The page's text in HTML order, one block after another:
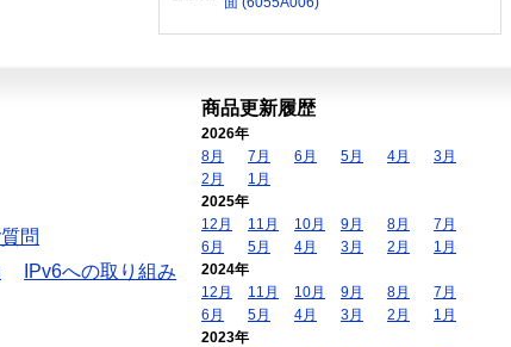
問
IPv6への取り組み
商品更新履歴
2026年
8月
7月 6月 5月 4月
3月
2月
1月
2025年
12月
11月 10月 9月 8月
7月
6月
5月 4月 3月 2月
1月
2024年
12月
11月 10月 9月 8月
7月
6月
5月 4月 3月 2月
1月
2023年